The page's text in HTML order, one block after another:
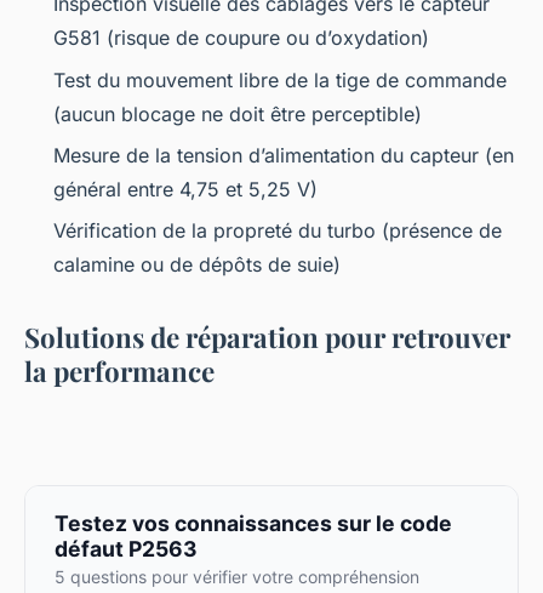
G581 (risque de coupure ou d’oxydation)
Test du mouvement libre de la tige de commande
(aucun blocage ne doit être perceptible)
Mesure de la tension d’alimentation du capteur (en
général entre 4,75 et 5,25 V)
Vérification de la propreté du turbo (présence de
calamine ou de dépôts de suie)
Solutions de réparation pour retrouver
la performance